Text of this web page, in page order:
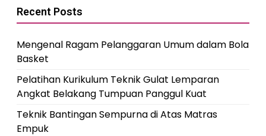
Recent Posts
Mengenal Ragam Pelanggaran Umum dalam Bola
Basket
Pelatihan Kurikulum Teknik Gulat Lemparan
Angkat Belakang Tumpuan Panggul Kuat
Teknik Bantingan Sempurna di Atas Matras
Empuk